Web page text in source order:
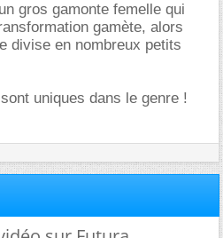
gros gamonte femelle qui
gamète, alors
divise en nombreux petits
uniques dans le genre !